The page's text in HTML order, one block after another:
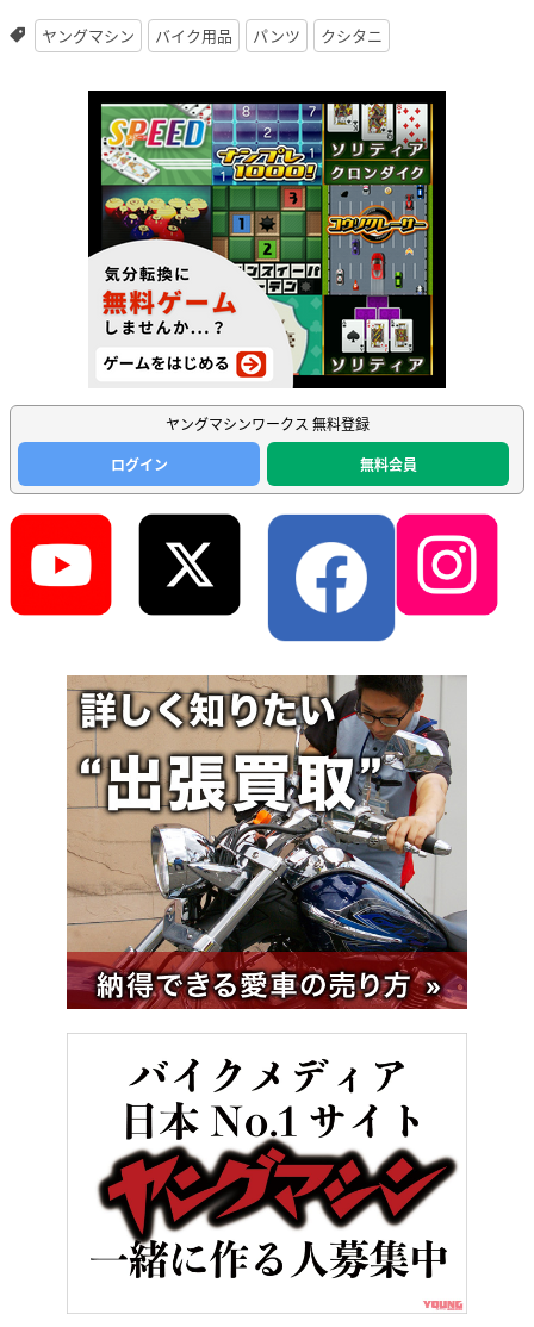
ヤングマシン バイク用品 パンツ クシタニ
ヤングマシンワークス 無料登録
ログイン
無料会員